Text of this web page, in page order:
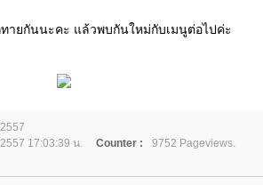
ยกันนะคะ แล้วพบกันใหม่กับเมนูต่อไปค่ะ
17:03:39 น. Counter :
9752 Pageviews.